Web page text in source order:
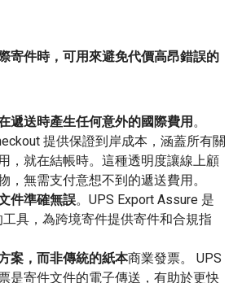
寄件時，可用來避免代價高昂錯誤的
遞送時產生任何意外的國際費用 。
提供保證到岸成本，涵蓋所有關
，就在結帳時。這種透明度讓線上顧
，無需支付意想不到的遞送費用。
件準確無誤。UPS Export Assure 是
具，為跨境寄件提供寄件和合規指
案，而非傳統的紙本商業發票。
UPS
是寄件文件的電子傳送，有助於更快